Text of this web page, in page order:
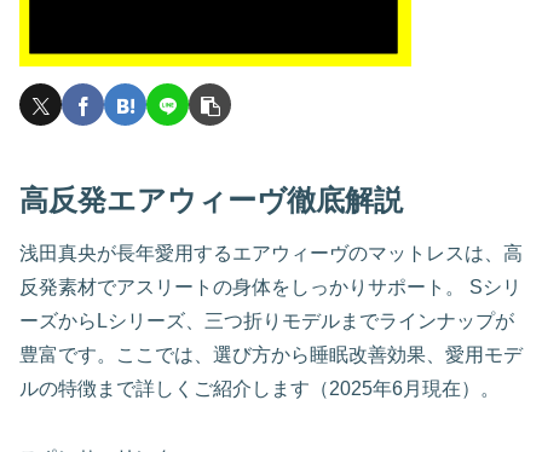
高反発エアウィーヴ徹底解説
浅田真央が長年愛用するエアウィーヴのマットレスは、高
反発素材でアスリートの身体をしっかりサポート。 Sシリ
ーズからLシリーズ、三つ折りモデルまでラインナップが
豊富です。ここでは、選び方から睡眠改善効果、愛用モデ
ルの特徴まで詳しくご紹介します（2025年6月現在）。